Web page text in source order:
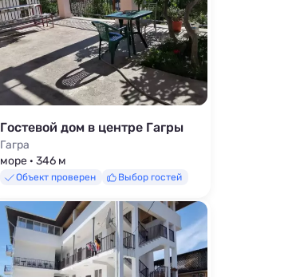
Гостевой дом в центре Гагры
Гагра
море · 346 м
Объект проверен Выбор гостей